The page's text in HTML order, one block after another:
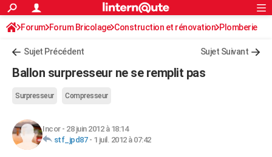
ACTUALITÉS
Politique
Société
Faits Divers
Education
Monde
Villes
+
Essais
Réserver un essai
Citadines
Berlines
SUV
Forum auto
+HIGH-TECH
Rechercher
S'inscrire
Connexion
Forum Forum Bricolage Construction et rénovation Plomberie
Sujet Précédent Sujet Suivant
Ballon surpresseur ne se remplit pas
Surpresseur Compresseur
Incor- 28 juin 2012 à 18:14
stf_jpd87- 1 juil. 2012 à 07:42